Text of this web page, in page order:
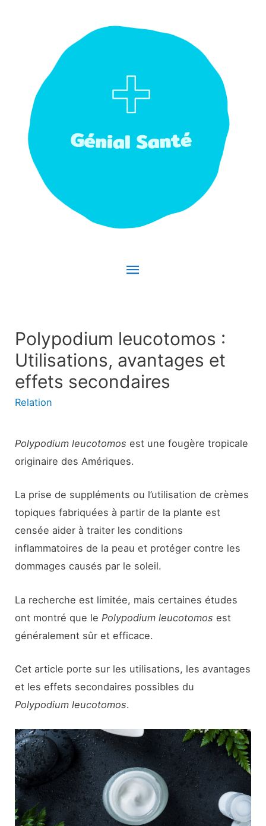
Menu
Polypodium leucotomos :
Utilisations, avantages et
effets secondaires
Relation
Polypodium leucotomos est une fougère tropicale
originaire des Amériques.
La prise de suppléments ou l’utilisation de crèmes
topiques fabriquées à partir de la plante est
censée aider à traiter les conditions
inflammatoires de la peau et protéger contre les
dommages causés par le soleil.
La recherche est limitée, mais certaines études
ont montré que le Polypodium leucotomos est
généralement sûr et efficace.
Cet article porte sur les utilisations, les avantages
et les effets secondaires possibles du
Polypodium leucotomos.